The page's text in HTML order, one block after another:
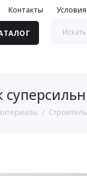
Контакты